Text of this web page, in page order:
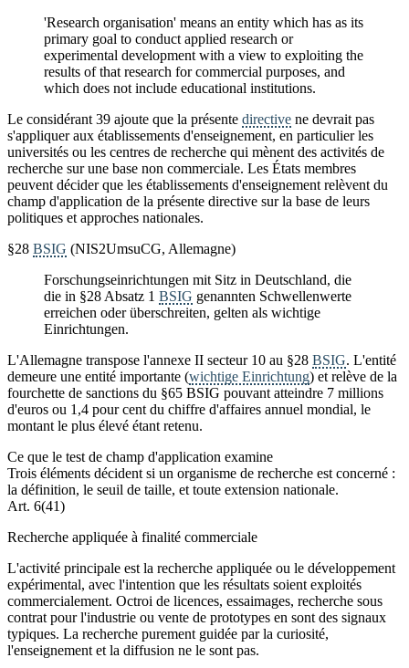
'Research organisation' means an entity which has as its
primary goal to conduct applied research or
experimental development with a view to exploiting the
results of that research for commercial purposes, and
which does not include educational institutions.
Le considérant 39 ajoute que la présente directive ne devrait pas
s'appliquer aux établissements d'enseignement, en particulier les
universités ou les centres de recherche qui mènent des activités de
recherche sur une base non commerciale. Les États membres
peuvent décider que les établissements d'enseignement relèvent du
champ d'application de la présente directive sur la base de leurs
politiques et approches nationales.
§28 BSIG (NIS2UmsuCG, Allemagne)
Forschungseinrichtungen mit Sitz in Deutschland, die
die in §28 Absatz 1 BSIG genannten Schwellenwerte
erreichen oder überschreiten, gelten als wichtige
Einrichtungen.
L'Allemagne transpose l'annexe II secteur 10 au §28 BSIG. L'entité
demeure une entité importante (wichtige Einrichtung) et relève de la
fourchette de sanctions du §65 BSIG pouvant atteindre 7 millions
d'euros ou 1,4 pour cent du chiffre d'affaires annuel mondial, le
montant le plus élevé étant retenu.
Ce que le test de champ d'application examine
Trois éléments décident si un organisme de recherche est concerné :
la définition, le seuil de taille, et toute extension nationale.
Art. 6(41)
Recherche appliquée à finalité commerciale
L'activité principale est la recherche appliquée ou le développement
expérimental, avec l'intention que les résultats soient exploités
commercialement. Octroi de licences, essaimages, recherche sous
contrat pour l'industrie ou vente de prototypes en sont des signaux
typiques. La recherche purement guidée par la curiosité,
l'enseignement et la diffusion ne le sont pas.